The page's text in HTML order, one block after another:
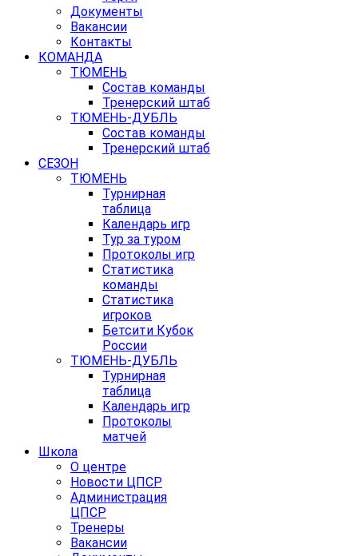
Документы
Вакансии
Контакты
КОМАНДА
ТЮМЕНЬ
Состав команды
Тренерский штаб
ТЮМЕНЬ-ДУБЛЬ
Состав команды
Тренерский штаб
СЕЗОН
ТЮМЕНЬ
Турнирная
таблица
Календарь игр
Тур за туром
Протоколы игр
Статистика
команды
Статистика
игроков
Бетсити Кубок
России
ТЮМЕНЬ-ДУБЛЬ
Турнирная
таблица
Календарь игр
Протоколы
матчей
Школа
О центре
Новости ЦПСР
Администрация
ЦПСР
Тренеры
Вакансии